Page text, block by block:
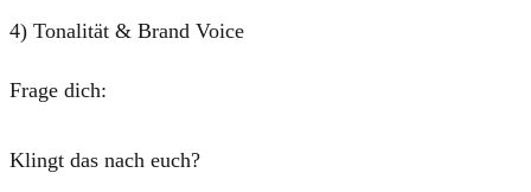
4) Tonalität & Brand Voice
Frage dich:
Klingt das nach euch?